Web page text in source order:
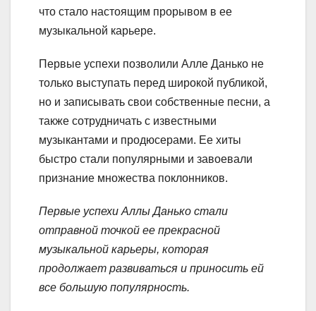
что стало настоящим прорывом в ее
музыкальной карьере.
Первые успехи позволили Алле Данько не
только выступать перед широкой публикой,
но и записывать свои собственные песни, а
также сотрудничать с известными
музыкантами и продюсерами. Ее хиты
быстро стали популярными и завоевали
признание множества поклонников.
Первые успехи Аллы Данько стали
отправной точкой ее прекрасной
музыкальной карьеры, которая
продолжает развиваться и приносить ей
все большую популярность.